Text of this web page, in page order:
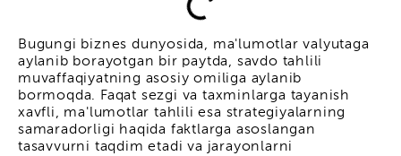
Bugungi biznes dunyosida, ma'lumotlar valyutaga
aylanib borayotgan bir paytda, savdo tahlili
muvaffaqiyatning asosiy omiliga aylanib
bormoqda. Faqat sezgi va taxminlarga tayanish
xavfli, ma'lumotlar tahlili esa strategiyalarning
samaradorligi haqida faktlarga asoslangan
tasavvurni taqdim etadi va jarayonlarni